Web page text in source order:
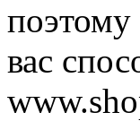
вас